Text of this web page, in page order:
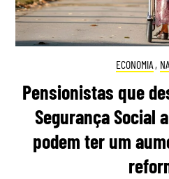
ECONOMIA ,
Pensionistas que
Segurança Social
podem ter um